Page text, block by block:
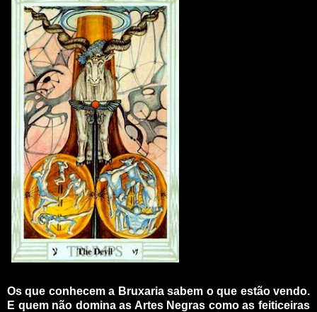
Os que conhecem a Bruxaria sabem o que estão vendo.
E quem não domina as Artes Negras como as feiticeiras